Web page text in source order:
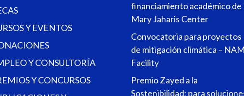
Y EVENTOS
Y CONSULTORÍA
Y CONCURSOS
financiamiento académico de
Mary Jaharis Center
Convocatoria para proyectos
de mitigación climática –
Facility
Premio Zayed a la
Sostenibilidad: para